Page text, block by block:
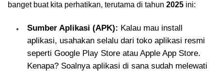
banget buat kita perhatikan, terutama di tahun 2025 ini:
Sumber Aplikasi (APK): Kalau mau install
aplikasi, usahakan selalu dari toko aplikasi resmi
seperti Google Play Store atau Apple App Store.
Kenapa? Soalnya aplikasi di sana sudah melewati